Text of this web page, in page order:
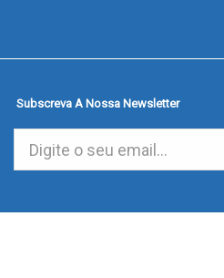
Subscreva A Nossa Newsletter